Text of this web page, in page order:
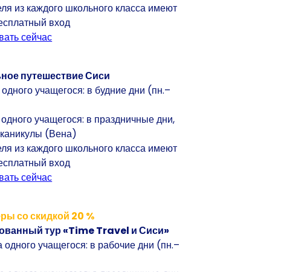
из каждого школьного класса имеют
вход
сейчас
путешествие Сиси
учащегося: в будние дни (пн.–
учащегося: в праздничные дни,
(Вена)
из каждого школьного класса имеют
вход
сейчас
со скидкой 20 %
тур «Time Travel и Сиси»
одного учащегося: в рабочие дни (пн.–